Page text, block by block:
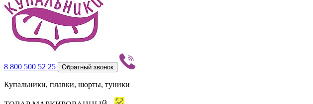
8 800 500 52 25 Обратный звонок
Купальники, плавки, шорты, туники